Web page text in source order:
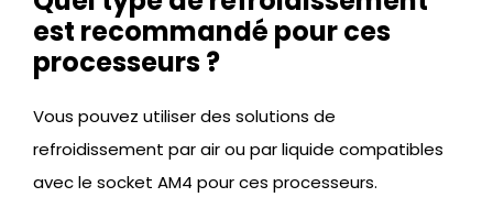
est recommandé pour ces
processeurs ?
Vous pouvez utiliser des solutions de
refroidissement par air ou par liquide compatibles
avec le socket AM4 pour ces processeurs.